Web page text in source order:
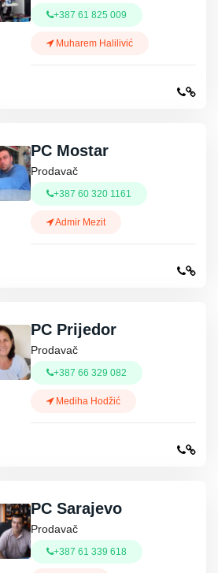
+387 61 825 009
Muharem Halilivić
PC Mostar
Prodavač
+387 60 320 1161
Admir Mezit
PC Prijedor
Prodavač
+387 66 329 082
Mediha Hodžić
PC Sarajevo
Prodavač
+387 61 339 618